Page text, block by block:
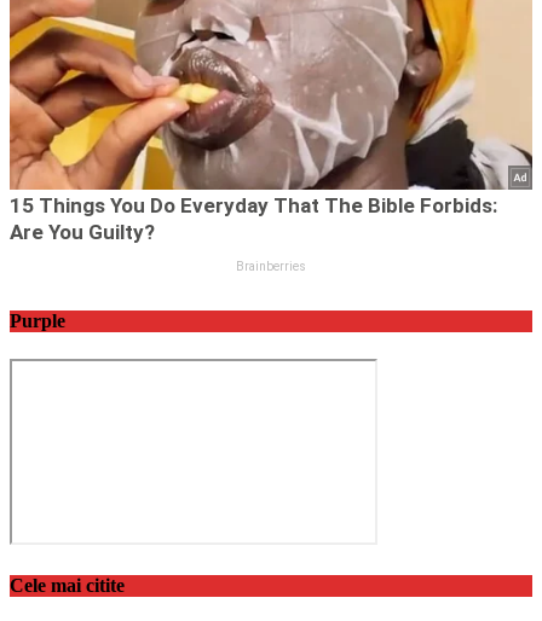
Purple
Cele mai citite